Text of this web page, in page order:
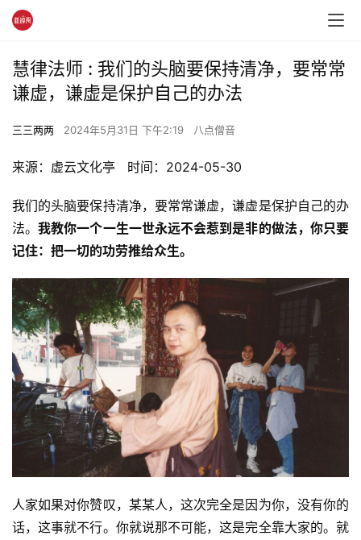
慧律法师 : 我们的头脑要保持清净，要常常
谦虚，谦虚是保护自己的办法
三三两两 2024年5月31日 下午2:19 八点僧音
来源：虚云文化亭   时间：2024-05-30
我们的头脑要保持清净，要常常谦虚，谦虚是保护自己的办
法。我教你一个一生一世永远不会惹到是非的做法，你只要
记住：把一切的功劳推给众生。
人家如果对你赞叹，某某人，这次完全是因为你，没有你的
话，这事就不行。你就说那不可能，这是完全靠大家的。就